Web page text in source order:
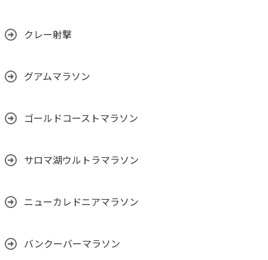
クレー射撃
グアムマラソン
ゴールドコーストマラソン
サロマ湖ウルトラマラソン
ニューカレドニアマラソン
バンクーバーマラソン